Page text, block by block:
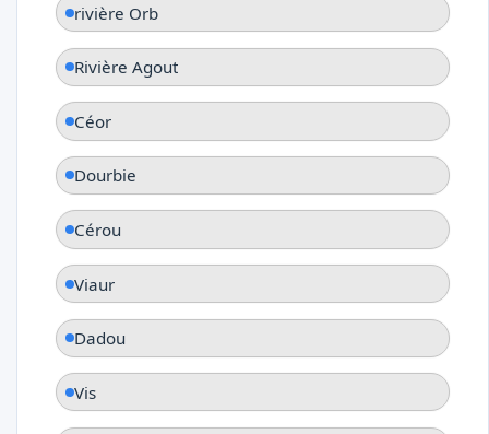
rivière Orb
Rivière Agout
Céor
Dourbie
Cérou
Viaur
Dadou
Vis